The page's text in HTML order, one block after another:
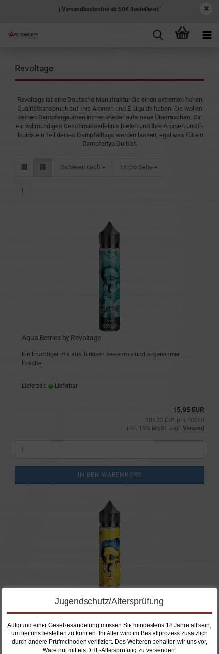
| Versandkostenfrei ab 50€ Bestellwert |
Jugendschutz/Altersprüfung
Aufgrund einer Gesetzesänderung müssen Sie mindestens 18 Jahre alt sein,
um bei uns bestellen zu können. Ihr Alter wird im Bestellprozess zusätzlich
durch andere Prüfmethoden verifiziert. Des Weiteren behalten wir uns vor,
Ware nur mittels DHL-Altersprüfung zu versenden.
Revoltage
Revoltage ist eine Deutsche Manufraktur die einen extremen hohen
Qualitätsanspruch auf Ihre Aromen und E-Liquids haben. Sie wollen
deinen Dampfergaumen immer wieder aufs neue Überraschen, Dir
ein vollmundiges Geschmakserlebnis bieten und Ihre Aromen und E-
liquids ein Teil deines Dampfalltags werden lassen, egal was für ein
Dampfertyp Du bist.
Sortieren nach
Sortieren nach 16 pro Seite
pro Seite
1
Aqua Berries by Revoltage
Ein Fruchtiger mix aus Türkisen Beerenmix und angenehmer
Frische.
Lieferzeit: Lieferbar
15,95 EUR
106,33 EUR pro 100ml
inkl. 19% MwSt. zzgl. Versand
IN DEN WARENKORB
Eine Strahlend gelbe Himbeere mit kühle und einer geheimen
Zutat.